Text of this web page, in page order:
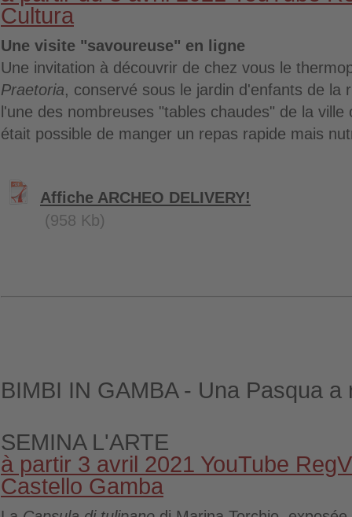
Cultura
Une visite "savoureuse" en ligne
Une invitation à découvrir de chez vous le
Praetoria, conservé sous le jardin d'enfants de la
l'une des nombreuses "tables chaudes" de la
était possible de manger un repas rapide mais
Affiche ARCHEO DELIVERY!
(958 Kb)
BIMBI IN GAMBA - Una Pasqua a
SEMINA L'ARTE
à partir 3 avril 2021 YouTube
Castello Gamba